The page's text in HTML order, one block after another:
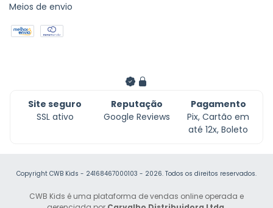
Meios de envio
Site seguro
SSL ativo
Reputação
Google Reviews
Pagamento
Pix, Cartão em
até 12x, Boleto
Copyright CWB Kids - 24168467000103 - 2026. Todos os direitos reservados.
CWB Kids é uma plataforma de vendas online operada e